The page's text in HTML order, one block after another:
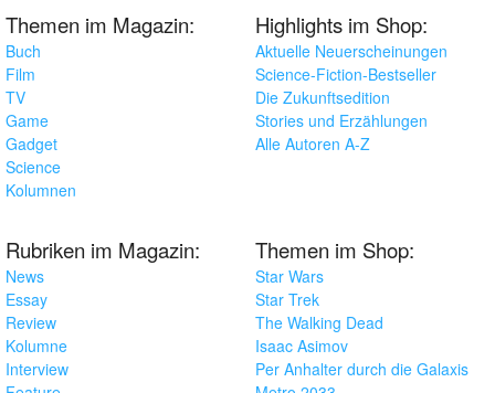
Themen im Magazin:
Buch
Film
TV
Game
Gadget
Science
Kolumnen
Highlights im Shop:
Aktuelle Neuerscheinungen
Science-Fiction-Bestseller
Die Zukunftsedition
Stories und Erzählungen
Alle Autoren A-Z
Rubriken im Magazin:
News
Essay
Review
Kolumne
Interview
Themen im Shop:
Star Wars
Star Trek
The Walking Dead
Isaac Asimov
Per Anhalter durch die Galaxis